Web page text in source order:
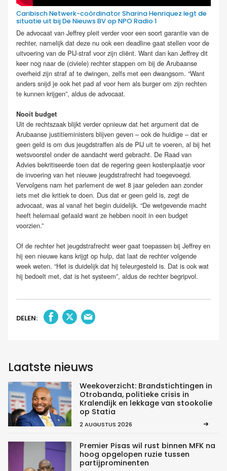
Caribisch Netwerk-coördinator Sharina Henriquez legt de
situatie uit bij De Nieuws BV op NPO Radio 1
De advocaat van Jeffrey pleit verder voor een soort garantie van de
rechter, namelijk dat deze nu ook een deadline gaat stellen voor de
uitvoering van de PIJ-straf voor zijn cliënt. Want dan kan Jeffrey dit
keer nog naar de (civiele) rechter stappen om bij de Arubaanse
overheid zijn straf af te dwingen, zelfs met een dwangsom. “Want
anders snijd je ook het pad af voor hem als burger om zijn rechten
te kunnen krijgen”, aldus de advocaat.
Nooit budget
Uit de rechtszaak blijkt verder opnieuw dat het argument dat de
Arubaanse justitieministers blijven geven – ook de huidige – dat er
geen geld is om dus jeugdstraffen als de PIJ uit te voeren, al bij het
wetsvoorstel onder de aandacht werd gebracht. De Raad van
Advies bekritiseerde toen dat de regering geen kostenplaatje voor
de invoering van het nieuwe jeugdstrafrecht had toegevoegd.
Vervolgens nam het parlement de wet 8 jaar geleden aan zonder
iets met die kritiek te doen. Dus dat er geen geld is, zegt de
advocaat, was al vanaf het begin duidelijk. “De wetgevende macht
heeft helemaal gefaald want ze hebben nooit in een budget
voorzien.”
Of de rechter het jeugdstrafrecht weer gaat toepassen bij Jeffrey en
hij een nieuwe kans krijgt op hulp, dat laat de rechter volgende
week weten. “Het is duidelijk dat hij teleurgesteld is. Dat is ook wat
hij bedoelt met, dat is het systeem”, aldus de rechter begripvol.
DELEN:
Laatste nieuws
Weekoverzicht: Brandstichtingen in
Otrobanda, politieke crisis in
Kralendijk en lekkage van stookolie
op Statia
2 AUGUSTUS 2026
Premier Pisas wil rust binnen MFK na
hoog opgelopen ruzie tussen
partijprominenten